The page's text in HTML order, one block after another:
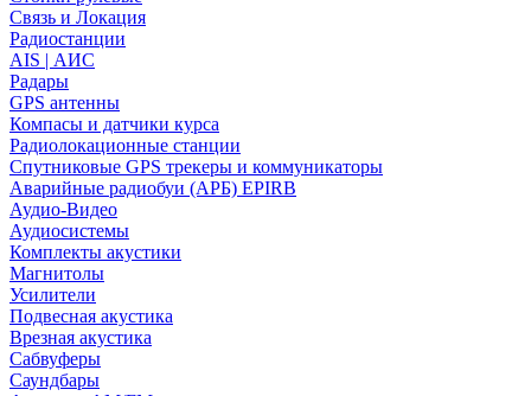
Связь и Локация
Радиостанции
AIS | АИС
Радары
GPS антенны
Компасы и датчики курса
Радиолокационные станции
Спутниковые GPS трекеры и коммуникаторы
Аварийные радиобуи (АРБ) EPIRB
Аудио-Видео
Аудиосистемы
Комплекты акустики
Магнитолы
Усилители
Подвесная акустика
Врезная акустика
Сабвуферы
Саундбары